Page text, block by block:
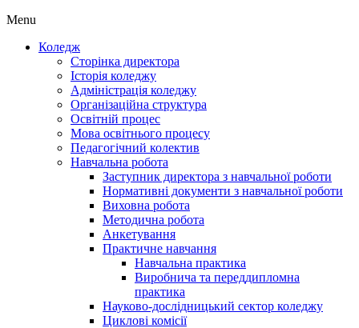
Menu
Коледж
Сторінка директора
Історія коледжу
Адміністрація коледжу
Організаційна структура
Освітній процес
Мова освітнього процесу
Педагогічний колектив
Навчальна робота
Заступник директора з навчальної роботи
Нормативні документи з навчальної роботи
Виховна робота
Методична робота
Анкетування
Практичне навчання
Навчальна практика
Виробнича та переддипломна
практика
Науково-дослідницький сектор коледжу
Циклові комісії